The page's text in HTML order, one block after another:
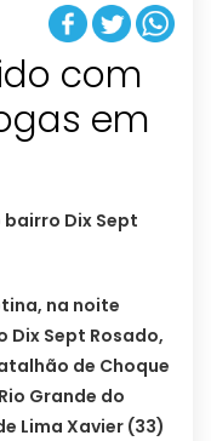
com
em
na noite
Sept Rosado,
de Choque
Grande do
Lima Xavier (33)